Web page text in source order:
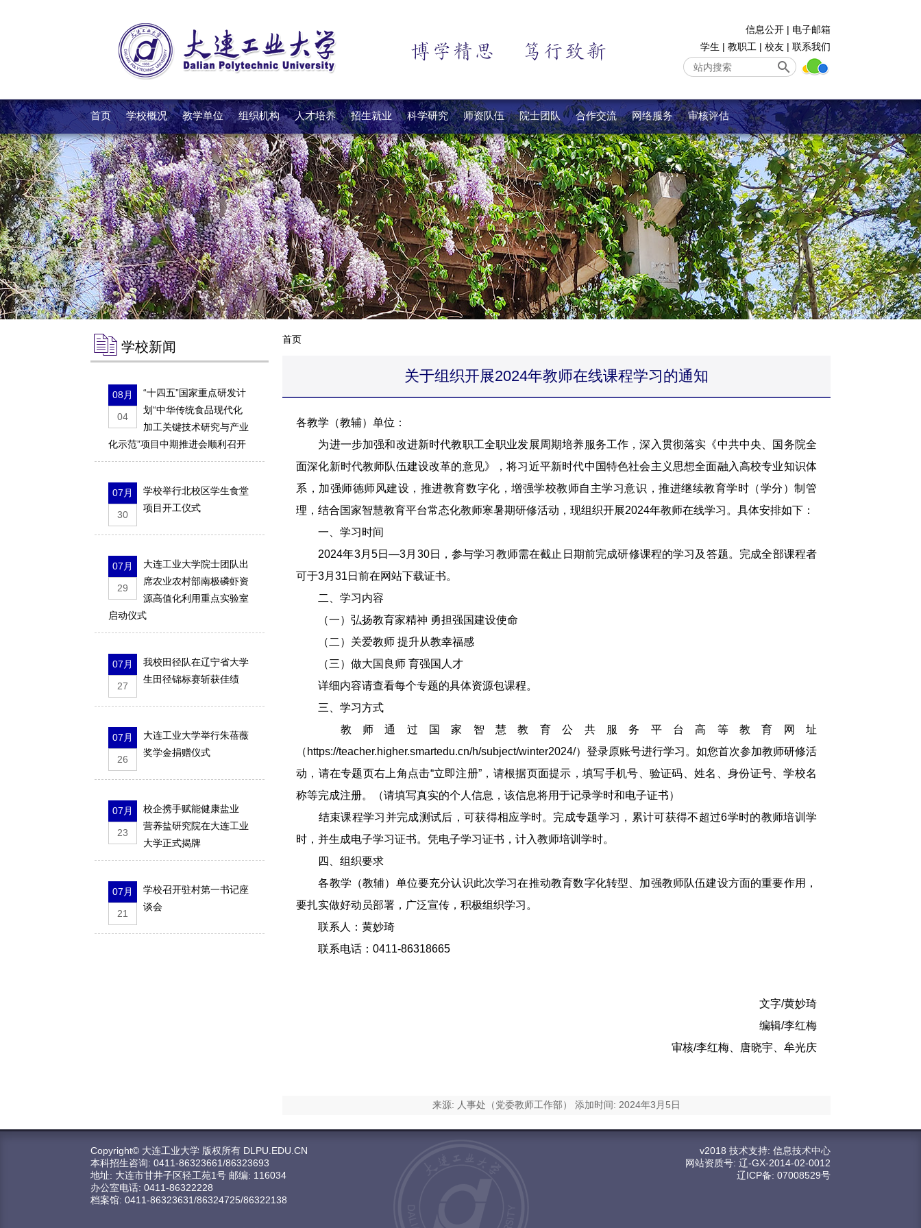
信息公开 | 电子邮箱
学生 | 教职工 | 校友 | 联系我们
首页 学校概况 教学单位 组织机构 人才培养 招生就业 科学研究 师资队伍 院士团队 合作交流 网络服务 审核评估
首页
关于组织开展2024年教师在线课程学习的通知
各教学（教辅）单位：
为进一步加强和改进新时代教职工全职业发展周期培养服务工作，深入贯彻落实《中共中央、国务院全
面深化新时代教师队伍建设改革的意见》，将习近平新时代中国特色社会主义思想全面融入高校专业知识体
系，加强师德师风建设，推进教育数字化，增强学校教师自主学习意识，推进继续教育学时（学分）制管
理，结合国家智慧教育平台常态化教师寒暑期研修活动，现组织开展2024年教师在线学习。具体安排如下：
一、学习时间
2024年3月5日—3月30日，参与学习教师需在截止日期前完成研修课程的学习及答题。完成全部课程者
可于3月31日前在网站下载证书。
二、学习内容
（一）弘扬教育家精神 勇担强国建设使命
（二）关爱教师 提升从教幸福感
（三）做大国良师 育强国人才
详细内容请查看每个专题的具体资源包课程。
三、学习方式
教师通过国家智慧教育公共服务平台高等教育网址
（https://teacher.higher.smartedu.cn/h/subject/winter2024/）登录原账号进行学习。如您首次参加教师研修活
动，请在专题页右上角点击“立即注册”，请根据页面提示，填写手机号、验证码、姓名、身份证号、学校名
称等完成注册。（请填写真实的个人信息，该信息将用于记录学时和电子证书）
结束课程学习并完成测试后，可获得相应学时。完成专题学习，累计可获得不超过6学时的教师培训学
时，并生成电子学习证书。凭电子学习证书，计入教师培训学时。
四、组织要求
各教学（教辅）单位要充分认识此次学习在推动教育数字化转型、加强教师队伍建设方面的重要作用，
要扎实做好动员部署，广泛宣传，积极组织学习。
联系人：黄妙琦
联系电话：0411-86318665
文字/黄妙琦
编辑/李红梅
审核/李红梅、唐晓宇、牟光庆
来源: 人事处（党委教师工作部） 添加时间: 2024年3月5日
学校新闻
08月
04
“十四五”国家重点研发计
划“中华传统食品现代化
加工关键技术研究与产业
化示范”项目中期推进会顺利召开
07月
30
学校举行北校区学生食堂
项目开工仪式
07月
29
大连工业大学院士团队出
席农业农村部南极磷虾资
源高值化利用重点实验室
启动仪式
07月
27
我校田径队在辽宁省大学
生田径锦标赛斩获佳绩
07月
26
大连工业大学举行朱蓓薇
奖学金捐赠仪式
07月
23
校企携手赋能健康盐业
营养盐研究院在大连工业
大学正式揭牌
07月
21
学校召开驻村第一书记座
谈会
Copyright© 大连工业大学 版权所有 DLPU.EDU.CN
本科招生咨询: 0411-86323661/86323693
地址: 大连市甘井子区轻工苑1号 邮编: 116034
办公室电话: 0411-86322228
档案馆: 0411-86323631/86324725/86322138
v2018 技术支持: 信息技术中心
网站资质号: 辽-GX-2014-02-0012
辽ICP备: 07008529号